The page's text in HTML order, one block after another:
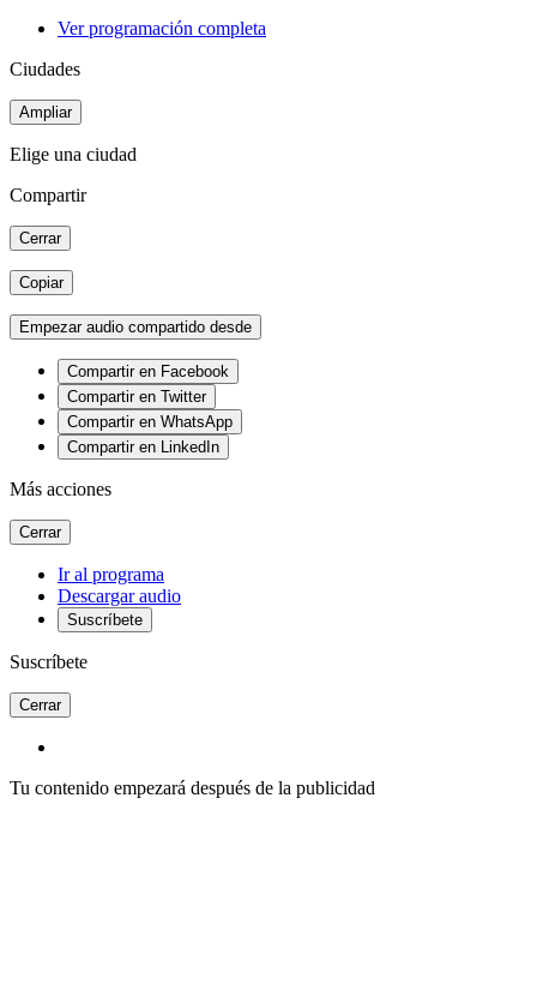
Ver programación completa
Ciudades
Ampliar
Elige una ciudad
Compartir
Cerrar
Copiar
Empezar audio compartido desde
Compartir en Facebook
Compartir en Twitter
Compartir en WhatsApp
Compartir en LinkedIn
Más acciones
Cerrar
Ir al programa
Descargar audio
Suscríbete
Suscríbete
Cerrar
Tu contenido empezará después de la publicidad